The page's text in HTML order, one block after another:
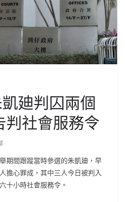
廸判囚兩個
判社會服務令
期間跟蹤當時參選的朱凱廸，早
擔心罪成，其中三人今日被判入
十小時社會服務令。